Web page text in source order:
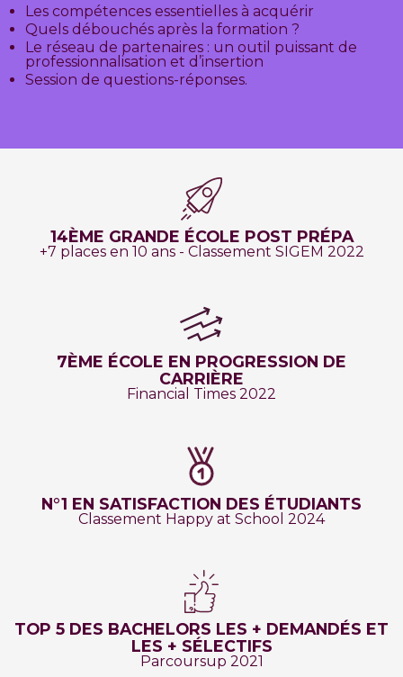
Les compétences essentielles à acquérir
Quels débouchés après la formation ?
Le réseau de partenaires : un outil puissant de
professionnalisation et d’insertion
Session de questions-réponses.
14ÈME GRANDE ÉCOLE POST PRÉPA
+7 places en 10 ans - Classement SIGEM 2022
7ÈME ÉCOLE EN PROGRESSION DE
CARRIÈRE
Financial Times 2022
N°1 EN SATISFACTION DES ÉTUDIANTS
Classement Happy at School 2024
TOP 5 DES BACHELORS LES + DEMANDÉS ET
LES + SÉLECTIFS
Parcoursup 2021